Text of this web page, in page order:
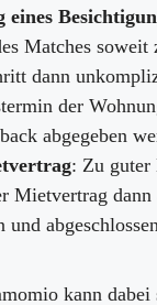
eines
Matches
dann
der
abgegeben
: Zu guter
Mietvertrag
und
kann